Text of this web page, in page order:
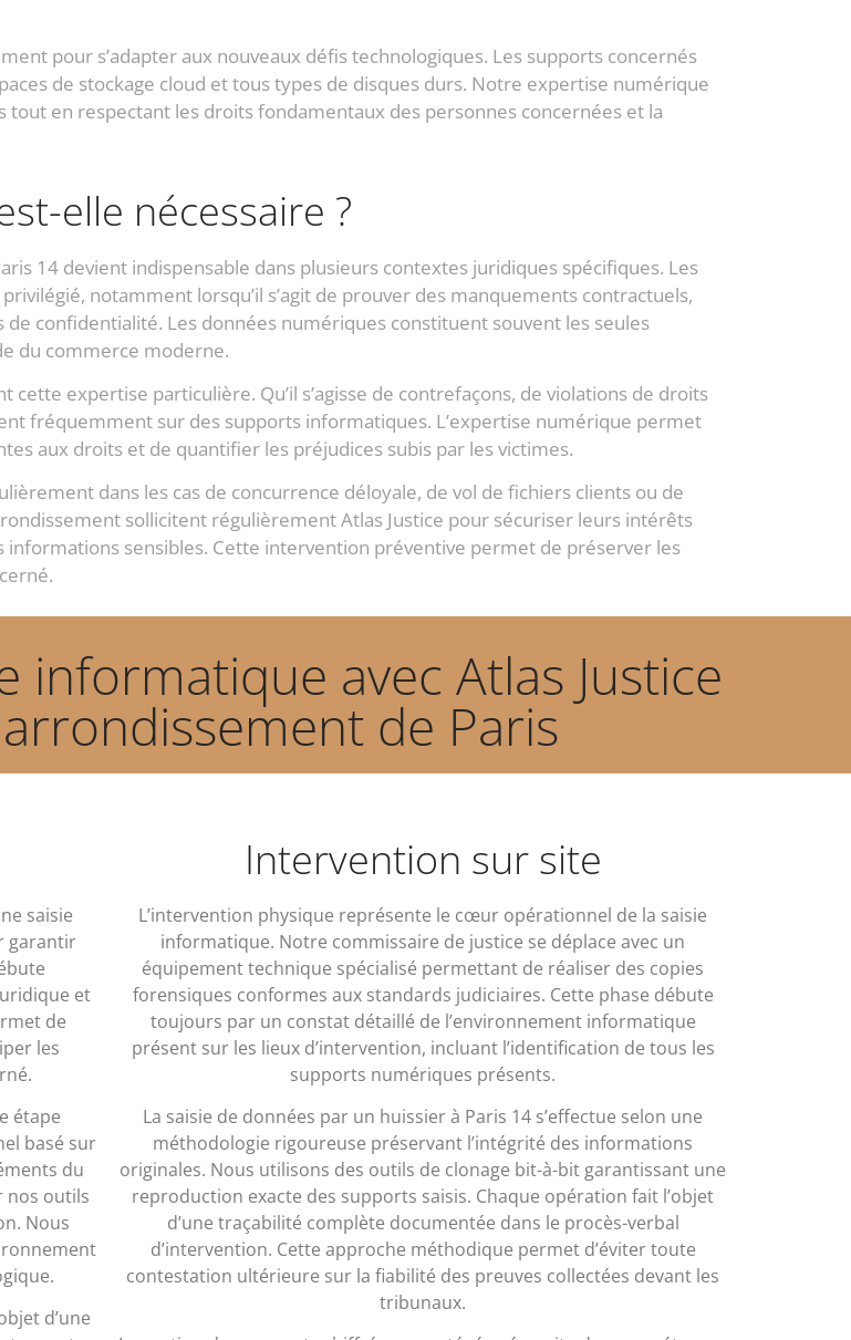
pour s’adapter aux nouveaux défis technologiques. Les supports concernés
de stockage cloud et tous types de disques durs. Notre expertise numérique
tout en respectant les droits fondamentaux des personnes concernées et la
elle nécessaire ?
14 devient indispensable dans plusieurs contextes juridiques spécifiques. Les
notamment lorsqu’il s’agit de prouver des manquements contractuels,
confidentialité. Les données numériques constituent souvent les seules
du commerce moderne.
expertise particulière. Qu’il s’agisse de contrefaçons, de violations de droits
fréquemment sur des supports informatiques. L’expertise numérique permet
aux droits et de quantifier les préjudices subis par les victimes.
dans les cas de concurrence déloyale, de vol de fichiers clients ou de
sollicitent régulièrement Atlas Justice pour sécuriser leurs intérêts
informations sensibles. Cette intervention préventive permet de préserver les
informatique avec Atlas Justice
de Paris
saisie
garantir
et
de
les
étape
basé sur
du
nos outils
Nous
d’une
Intervention sur site
L’intervention physique représente le cœur opérationnel de la saisie
informatique. Notre commissaire de justice se déplace avec un
équipement technique spécialisé permettant de réaliser des copies
forensiques conformes aux standards judiciaires. Cette phase débute
toujours par un constat détaillé de l’environnement informatique
présent sur les lieux d’intervention, incluant l’identification de tous les
supports numériques présents.
La saisie de données par un huissier à Paris 14 s’effectue selon une
méthodologie rigoureuse préservant l’intégrité des informations
originales. Nous utilisons des outils de clonage bit-à-bit garantissant une
reproduction exacte des supports saisis. Chaque opération fait l’objet
d’une traçabilité complète documentée dans le procès-verbal
d’intervention. Cette approche méthodique permet d’éviter toute
contestation ultérieure sur la fiabilité des preuves collectées devant les
tribunaux.